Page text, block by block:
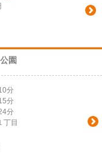
園
分
分
分
丁目